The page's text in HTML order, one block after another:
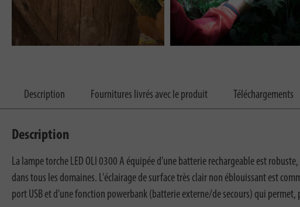
Description Fournitures livrés avec le produit Téléchargements
Description
La lampe torche LED OLI 0300 A équipée d'une batterie rechargeable est
dans tous les domaines. L'éclairage de surface très clair non éblouissant est
port USB et d'une fonction powerbank (batterie externe/de secours) qui